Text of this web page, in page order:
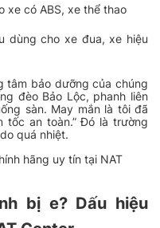
xe có ABS, xe thể thao
dùng cho xe đua, xe hiệu
tâm bảo dưỡng của chúng
đèo Bảo Lộc, phanh liên
sàn. May mắn là tôi đã
tốc an toàn.” Đó là trường
quá nhiệt.
hãng uy tín tại NAT
bị e? Dấu hiệu